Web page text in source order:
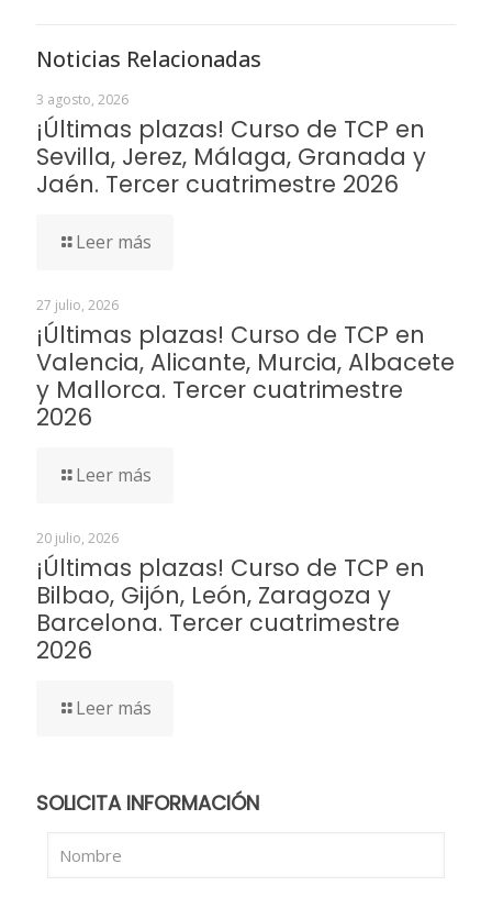
Noticias Relacionadas
3 agosto, 2026
¡Últimas plazas! Curso de TCP en
Sevilla, Jerez, Málaga, Granada y
Jaén. Tercer cuatrimestre 2026
Leer más
27 julio, 2026
¡Últimas plazas! Curso de TCP en
Valencia, Alicante, Murcia, Albacete
y Mallorca. Tercer cuatrimestre
2026
Leer más
20 julio, 2026
¡Últimas plazas! Curso de TCP en
Bilbao, Gijón, León, Zaragoza y
Barcelona. Tercer cuatrimestre
2026
Leer más
SOLICITA INFORMACIÓN